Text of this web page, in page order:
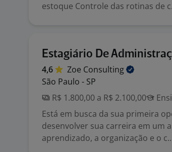
estoque Controle das rotinas de
Estagiário De
4,6 Zoe Consulting
São Paulo - SP
R$ 1.800,00 a R$ 2.100,00
Está em busca da sua primeira
desenvolver sua carreira em um
aprendizado, a organização e o